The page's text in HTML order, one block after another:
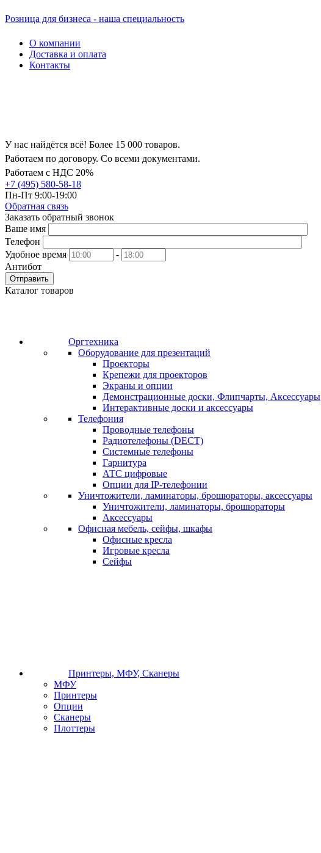
Розница для бизнеса - наша специальность
О компании
Доставка и оплата
Контакты
У нас найдётся всё! Более 15 000 товаров.
Работаем по договору. Со всеми документами.
Работаем с НДС 20%
+7 (495) 580-58-18
Пн-Пт 9:00-19:00
Обратная связь
Заказать обратный звонок
Ваше имя
Телефон
Удобное время
-
Антибот
Отправить
Каталог товаров
Оргтехника
Оборудование для презентаций
Проекторы
Крепежи для проекторов
Экраны и опции
Демонстрационные доски, Флипчарты, Аксессуары
Интерактивные доски и аксессуары
Телефония
Проводные телефоны
Радиотелефоны (DECT)
Системные телефоны
Гарнитура
АТС цифровые
Опции для IP-телефонии
Уничтожители, ламинаторы, брошюраторы, аксессуары
Уничтожители, ламинаторы, брошюраторы
Аксессуары
Офисная мебель, сейфы, шкафы
Офисные кресла
Игровые кресла
Сейфы
Принтеры, МФУ, Сканеры
МФУ
Принтеры
Опции
Сканеры
Плоттеры